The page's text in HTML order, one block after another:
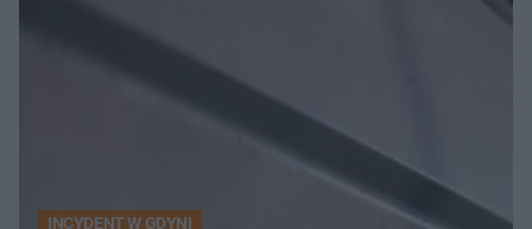
INCYDENT W GDYNI